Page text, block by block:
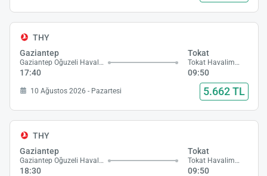
THY
Gaziantep
Gaziantep Oğuzeli Havalimanı
17:40
Tokat
Tokat Havalimanı
09:50
10 Ağustos 2026 - Pazartesi 5.662 TL
THY
Gaziantep
Gaziantep Oğuzeli Havalimanı
18:30
Tokat
Tokat Havalimanı
09:50